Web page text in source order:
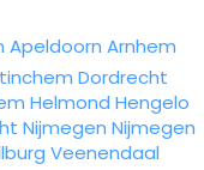
Apeldoorn Arnhem
Dordrecht
Helmond Hengelo
Nijmegen Nijmegen
Veenendaal